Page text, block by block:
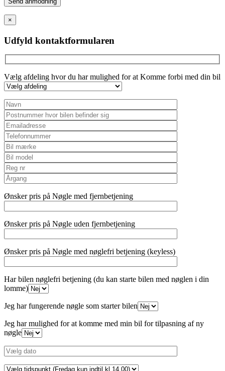
leave
this
field
empty.
×
Udfyld kontaktformularen
Vælg afdeling hvor du har mulighed for at Komme forbi med din bil
Ønsker pris på Nøgle med fjernbetjening
Ønsker pris på Nøgle uden fjernbetjening
Ønsker pris på Nøgle med nøglefri betjening (keyless)
Har bilen nøglefri betjening (du kan starte bilen med nøglen i din
lomme)
Jeg har fungerende nøgle som starter bilen
Jeg har mulighed for at komme med min bil for tilpasning af ny
nøgle